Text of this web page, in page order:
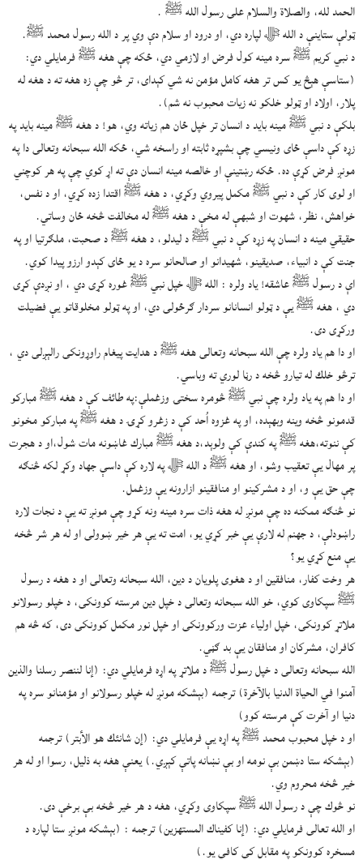
الحمد لله، والصلاة والسلام على رسول الله ﷺ .
ټولې ستاینې د الله ﷻ لپاره دي، او درود او سلام دې وي پر د الله رسول محمد ﷺ.
د نبي کریم ﷺ سره مینه کول فرض او لازمي دي، ځکه چې هغه ﷺ فرمایلي دي:
(ستاسې هېڅ یو کس تر هغه کامل مؤمن نه شي کېدای، تر څو چې زه هغه ته د هغه له
پلار، اولاد او ټولو خلکو نه زیات محبوب نه شم).
بلکې د نبي ﷺ مینه باید د انسان تر خپل ځان هم زیاته وي، هو! د هغه ﷺ مینه باید په
زړه کې داسې ځای ونیسي چې بشپړه ثابته او راسخه شي، ځکه الله سبحانه وتعالی دا په
مونږ فرض کړې ده. ځکه رښتینې او خالصه مینه انسان دې ته اړ کوي چې په هر کوچني
او لوی کار کې د نبي ﷺ مكمل پیروي وکړي، د هغه ﷺ اقتدا زده کړي، او د نفس،
خواهش، نظر، شهوت او شبهې له مخې د هغه ﷺ له مخالفت څخه ځان وساتي.
حقیقي مینه د انسان په زړه کې د نبي ﷺ د لیدلو، د هغه ﷺ د صحبت، ملګرتیا او په
جنت کې د انبیاء، صدیقینو، شهیدانو او صالحانو سره د یو ځای کېدو ارزو پیدا کوي.
اې د رسول ﷺ عاشقه! یاد ولره : الله ﷻ خپل نبي ﷺ غوره کړی دي ، او نږدې کړی
دي ، هغه ﷺ یې د ټولو انسانانو سردار ګرځولی دي، او په ټولو مخلوقاتو یې فضیلت
ورکړی دی.
او دا هم یاد ولره چې الله سبحانه وتعالی هغه ﷺ د هدایت پیغام راوړونکی رالېږلی دي ،
ترڅو خلك له تیارو څخه د رڼا لوري ته وباسي.
او دا هم په یاد ولره چې نبي ﷺ څومره سختۍ وزغملې:په طائف کې د هغه ﷺ مبارکو
قدمونو څخه وینه وبهېده، او په غزوه اُحد کې د زغرو کړۍ د هغه ﷺ په مبارکو مخونو
کې ننوته،هغه ﷺ په کندې کې ولوېد،د هغه ﷺ مبارك غاښونه مات شول،او د هجرت
پر مهال یې تعقیب وشو، او هغه ﷺ د الله ﷻ په لاره کې داسې جهاد وکړ لکه څنګه
چې حق یې و، او د مشرکینو او منافقینو ازارونه یې وزغمل.
نو څنګه ممکنه ده چې مونږ له هغه ذات سره مینه ونه کړو چې مونږ ته یې د نجات لاره
راښودلې، د جهنم له لارې یې خبر کړي یو، امت ته یې هر خیر ښوولی او له هر شر څخه
یې منع کړي یو؟
هر وخت کفار، منافقین او د هغوی پلویان د دین، الله سبحانه وتعالی او د هغه د رسول
ﷺ سپکاوی کوي، خو الله سبحانه وتعالی د خپل دین مرسته کوونکی، د خپلو رسولانو
ملاتړ کوونکی، خپل اولیاء عزت ورکوونکی او خپل نور مكمل کوونکی دی، که څه هم
کافران، مشرکان او منافقان یې بد ګڼي.
الله سبحانه وتعالی د خپل رسول ﷺ د ملاتړ په اړه فرمایلي دي: (إنا لننصر رسلنا والذين
آمنوا في الحياة الدنيا بالآخرة) ترجمه (بېشکه مونږ له خپلو رسولانو او مؤمنانو سره په
دنیا او آخرت کې مرسته کوو)
او د خپل محبوب محمد ﷺ په اړه یې فرمایلي دي: (إن شانئك هو الأبتر) ترجمه
(بېشکه ستا دښمن بې نومه او بې نښانه پاتې کېږي.) یعنې هغه به ذلیل، رسوا او له هر
خیر څخه محروم وي.
نو څوك چې د رسول الله ﷺ سپکاوی وکړي، هغه د هر خیر څخه بې برخې دی.
او الله تعالی فرمایلي دي: (إنا كفيناك المستهزين) ترجمه : (بېشکه مونږ ستا لپاره د
مسخره کوونکو په مقابل کې کافي یو.)